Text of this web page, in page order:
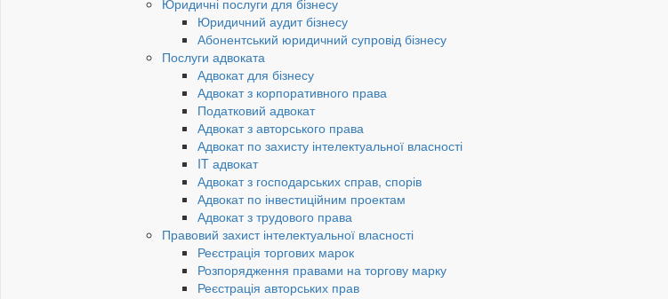
Юридичні послуги для бізнесу
Юридичний аудит бізнесу
Абонентський юридичний супровід бізнесу
Послуги адвоката
Адвокат для бізнесу
Адвокат з корпоративного права
Податковий адвокат
Адвокат з авторського права
Адвокат по захисту інтелектуальної власності
IT адвокат
Адвокат з господарських справ, спорів
Адвокат по інвестиційним проектам
Адвокат з трудового права
Правовий захист інтелектуальної власності
Реєстрація торгових марок
Розпорядження правами на торгову марку
Реєстрація авторських прав